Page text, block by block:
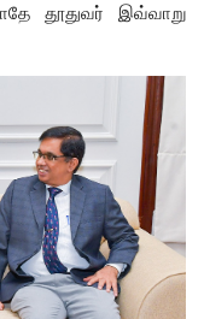
தூதுவர் இவ்வாறு